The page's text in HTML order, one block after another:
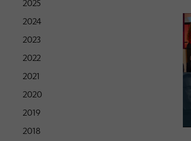
2025
2024
2023
2022
2021
2020
2019
2018